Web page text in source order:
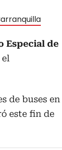
Especial de
de buses en
este fin de